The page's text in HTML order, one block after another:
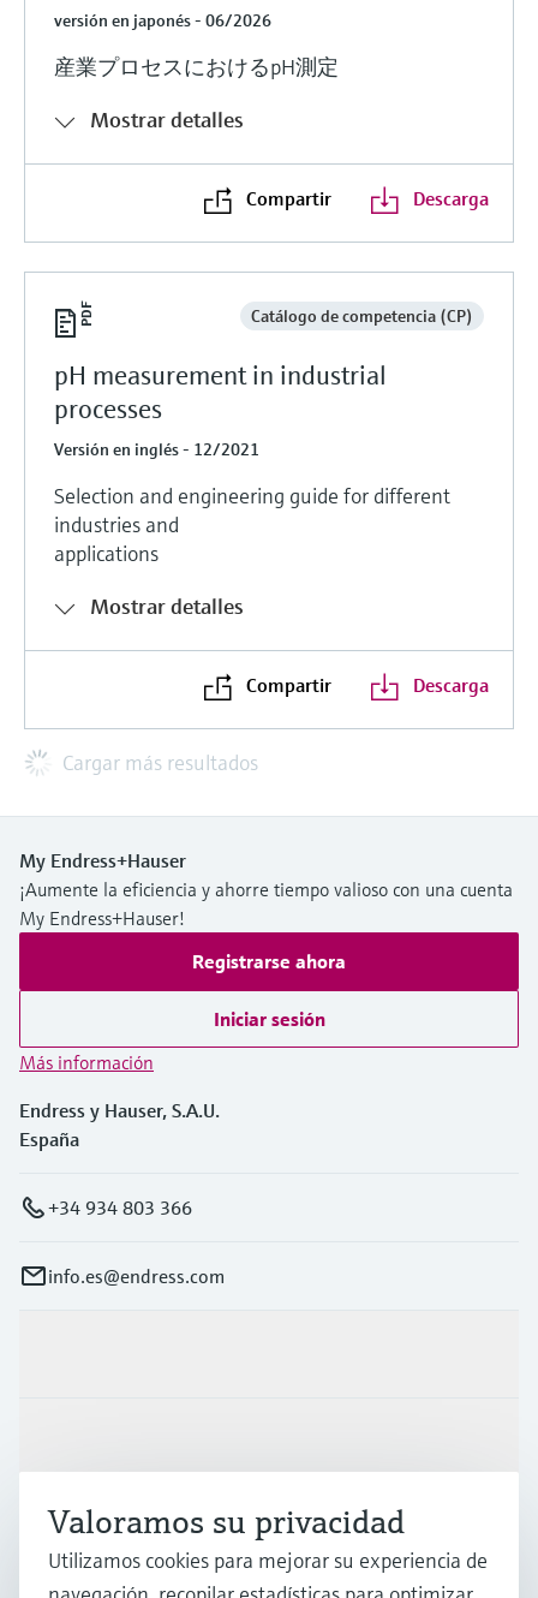
versión en japonés - 06/2026
産業プロセスにおけるpH測定
Mostrar detalles
Compartir Descarga
Catálogo de competencia (CP)
pH measurement in industrial
processes
Versión en inglés - 12/2021
Selection and engineering guide for different
industries and
applications
Mostrar detalles
Compartir Descarga
Cargar más resultados
My Endress+Hauser
¡Aumente la eficiencia y ahorre tiempo valioso con una cuenta
My Endress+Hauser!
Registrarse ahora
Iniciar sesión
Más información
Endress y Hauser, S.A.U.
España
+34 934 803 366
info.es@endress.com
Soporte
Valoramos su privacidad
Utilizamos cookies para mejorar su experiencia de